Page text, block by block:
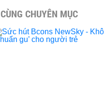
CÙNG CHUYÊN MỤC